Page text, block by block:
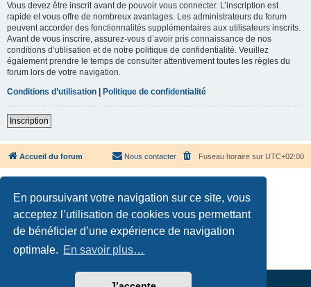
En poursuivant votre navigation sur ce site, vous
acceptez l’utilisation de cookies vous permettant
de bénéficier d’une expérience de navigation
optimale. En savoir plus…
Vous devez être inscrit avant de pouvoir vous connecter. L’inscription est
rapide et vous offre de nombreux avantages. Les administrateurs du forum
peuvent accorder des fonctionnalités supplémentaires aux utilisateurs inscrits.
Avant de vous inscrire, assurez-vous d’avoir pris connaissance de nos
conditions d’utilisation et de notre politique de confidentialité. Veuillez
également prendre le temps de consulter attentivement toutes les règles du
forum lors de votre navigation.
Conditions d’utilisation
Politique de confidentialité
Inscription
Accueil du forum Fuseau horaire sur UTC+02:00
Nous contacter
Développé parphpBB® Forum Software © phpBB Limited
Confidentialité